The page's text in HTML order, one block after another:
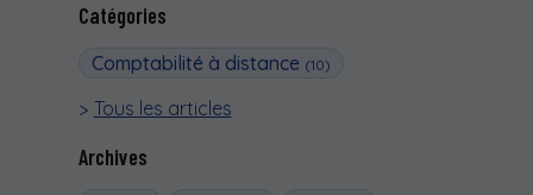
Catégories
Comptabilité à distance (10)
Tous les articles
Archives